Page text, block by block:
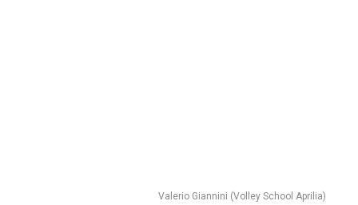
Valerio Giannini (Volley School Aprilia)